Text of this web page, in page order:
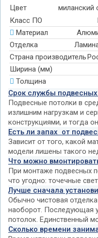
Цвет
миланский
Класс ПО
Материал
Отделка
Страна производитель
Ширина (мм)
Толщина
Срок службы
Подвесные потолки в
излишним нагрузкам и
конструкциями, и тогда
Есть ли запах от
Зависит от того, какой
модели лишены такого
Что можно
При монтаже подвесных
что угодно: точечные
Лучше сначала
Обычно чистовая
наоборот. Последующая
потолок. Единственный
Сколько времени